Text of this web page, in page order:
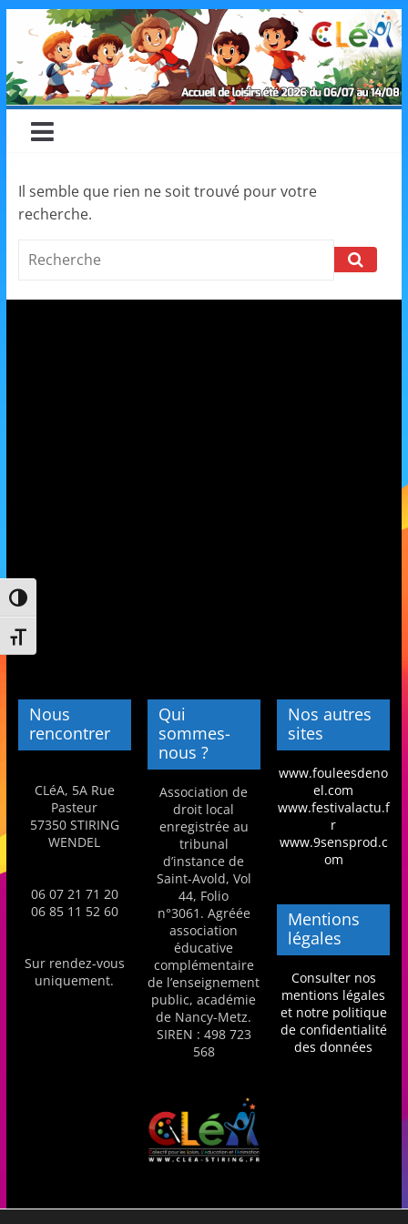
Passer en contraste élevé
Changer la taille de la police
content
CLéA
–
pour
Loisirs,
o
i
s
r
s
,
é
d
u
c
a
t
i
o
e
t
A
i
Il semble que rien ne soit trouvé pour votre
recherche.
Search
Nous
rencontrer
CLéA, 5A Rue
Pasteur
57350 STIRING
WENDEL
06 07 21 71 20
06 85 11 52 60
Sur rendez-vous
uniquement.
Qui
sommes-
nous ?
Association de
droit local
enregistrée au
tribunal
d’instance de
Saint-Avold, Vol
44, Folio
n°3061. Agréée
association
éducative
complémentaire
de l’enseignement
public, académie
de Nancy-Metz.
SIREN : 498 723
568
Nos autres
sites
www.fouleesdeno
el.com
www.festivalactu.f
r
www.9sensprod.c
om
Mentions
légales
Consulter nos
mentions légales
et notre politique
de confidentialité
des données